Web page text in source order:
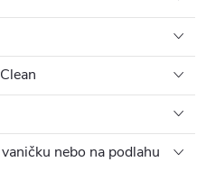
nebo na podlahu